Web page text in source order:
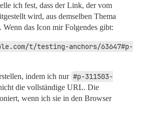
ich fest, dass der Link, der vom
wird, aus demselben Thema
das Icon mir Folgendes gibt:
t/testing-anchors/63647#p-
indem ich nur #p-311503-
die vollständige URL. Die
wenn ich sie in den Browser